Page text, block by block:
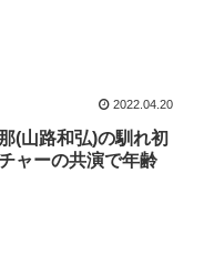
2022.04.20
(山路和弘)の馴れ初
ャーの共演で年齢